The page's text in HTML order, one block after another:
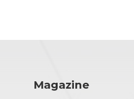
Magazine